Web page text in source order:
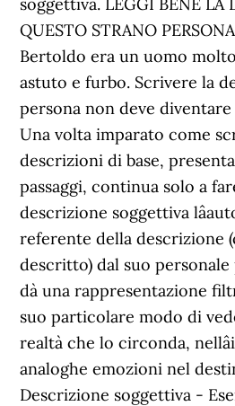
QUESTO STRANO
Bertoldo era un uomo
astuto e furbo. Scrivere la
persona non deve
Una volta imparato come
descrizioni di base,
passaggi, continua solo a
descrizione soggettiva
referente della descrizione
descritto) dal suo
dà una rappresentazione
suo particolare modo di
realtà che lo circonda,
analoghe emozioni nel
Descrizione soggettiva -